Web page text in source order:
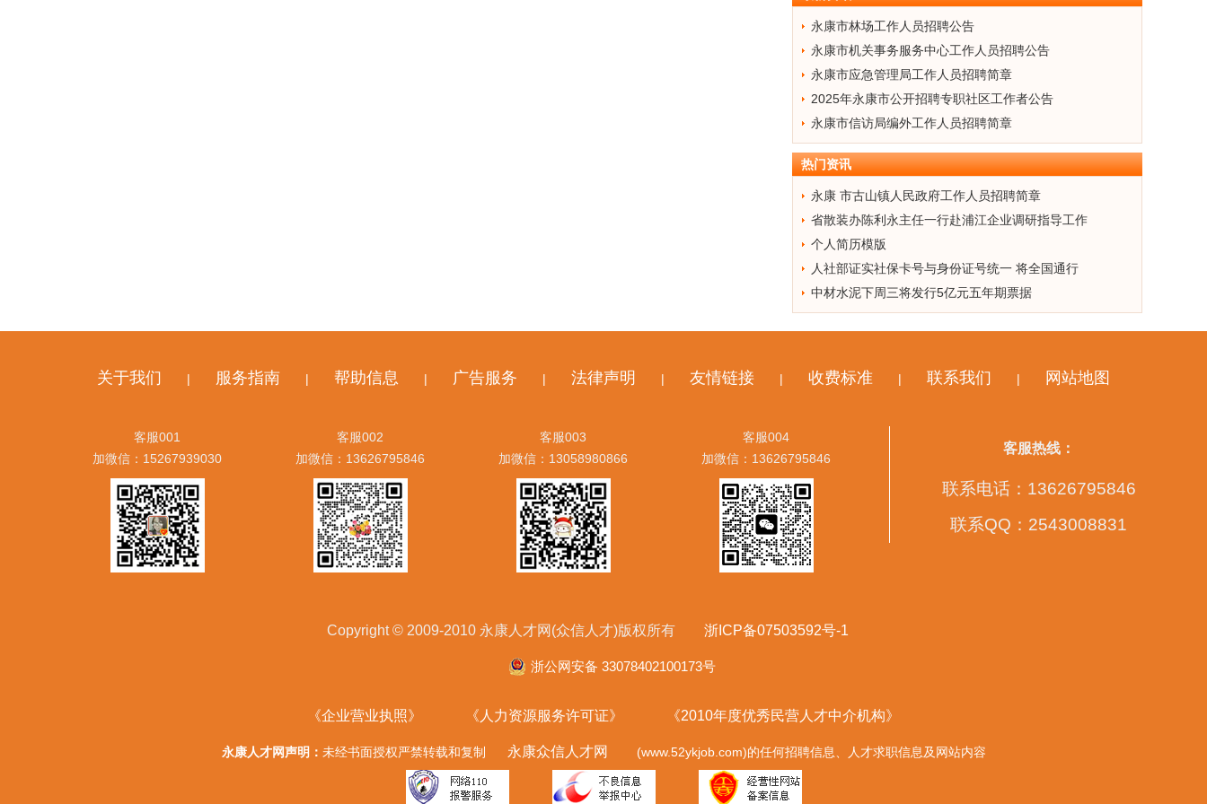
永康市林场工作人员招聘公告
永康市机关事务服务中心工作人员招聘公告
永康市应急管理局工作人员招聘简章
2025年永康市公开招聘专职社区工作者公告
永康市信访局编外工作人员招聘简章
热门资讯
永康 市古山镇人民政府工作人员招聘简章
省散装办陈利永主任一行赴浦江企业调研指导工作
个人简历模版
人社部证实社保卡号与身份证号统一 将全国通行
中材水泥下周三将发行5亿元五年期票据
关于我们 | 服务指南 | 帮助信息 | 广告服务 | 法律声明 | 友情链接 | 收费标准 | 联系我们 | 网站地图
客服001
加微信：15267939030
客服002
加微信：13626795846
客服003
加微信：13058980866
客服004
加微信：13626795846
客服热线：
联系电话：13626795846
联系QQ：2543008831
Copyright © 2009-2010 永康人才网(众信人才)版权所有 浙ICP备07503592号-1
浙公网安备 33078402100173号
《企业营业执照》 《人力资源服务许可证》 《2010年度优秀民营人才中介机构》
永康人才网声明： 未经书面授权严禁转载和复制 永康众信人才网 (www.52ykjob.com)的任何招聘信息、人才求职信息及网站内容